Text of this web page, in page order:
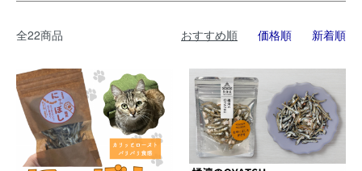
全22商品 おすすめ順 価格順 新着順